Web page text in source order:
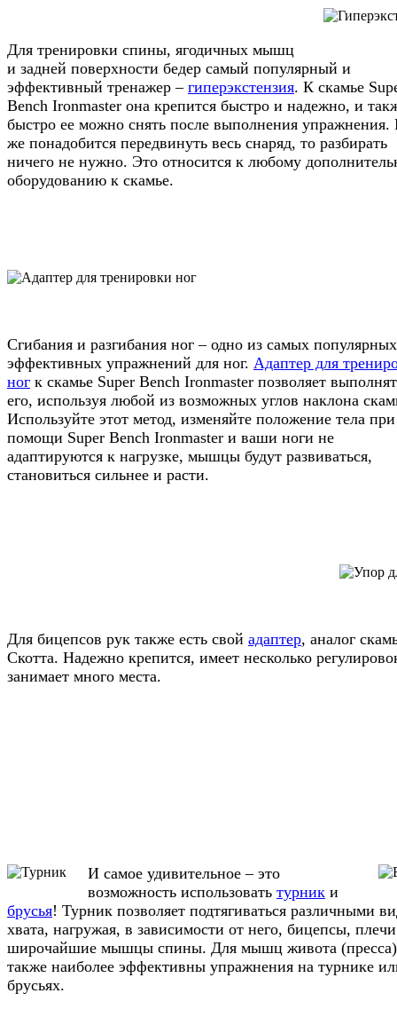
Для тренировки спины, ягодичных мышц
и задней поверхности бедер самый популярный и
эффективный тренажер – гиперэкстензия. К скамье
Bench Ironmaster она крепится быстро и надежно, и
быстро ее можно снять после выполнения упражнения.
же понадобится передвинуть весь снаряд, то разбирать
ничего не нужно. Это относится к любому
оборудованию к скамье.
Сгибания и разгибания ног – одно из самых
эффективных упражнений для ног. Адаптер для
ног к скамье Super Bench Ironmaster позволяет
его, используя любой из возможных углов наклона
Используйте этот метод, изменяйте положение тела при
помощи Super Bench Ironmaster и ваши ноги не
адаптируются к нагрузке, мышцы будут развиваться,
становиться сильнее и расти.
Для бицепсов рук также есть свой адаптер, аналог
Скотта. Надежно крепится, имеет несколько
занимает много места.
И самое удивительное – это
возможность использовать турник и
брусья! Турник позволяет подтягиваться различными
хвата, нагружая, в зависимости от него, бицепсы,
широчайшие мышцы спины. Для мышц живота (пресса)
также наиболее эффективны упражнения на турнике
брусьях.